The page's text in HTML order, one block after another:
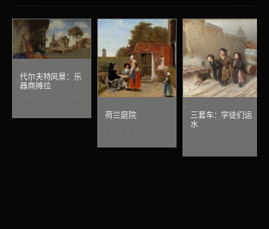
代尔夫特风景：乐
器商摊位
荷兰庭院
三套车：学徒们运
水